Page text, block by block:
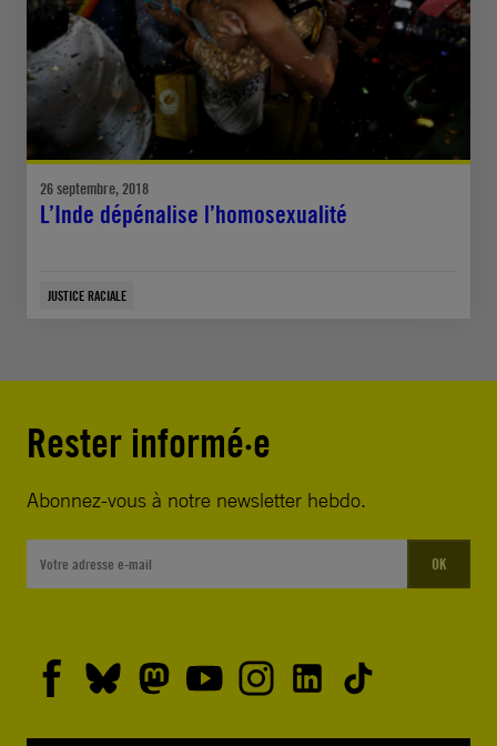
26 septembre, 2018
L’Inde dépénalise l’homosexualité
JUSTICE RACIALE
Rester informé·e
Abonnez-vous à notre newsletter hebdo.
OK